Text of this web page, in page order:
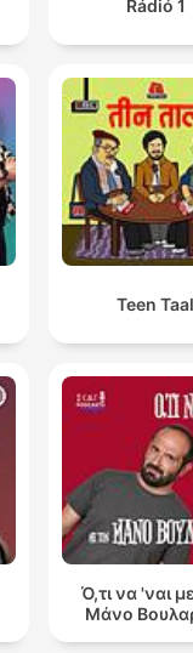
Rádió 1
Teen
Ό,τι να 'ναι
Μάνο